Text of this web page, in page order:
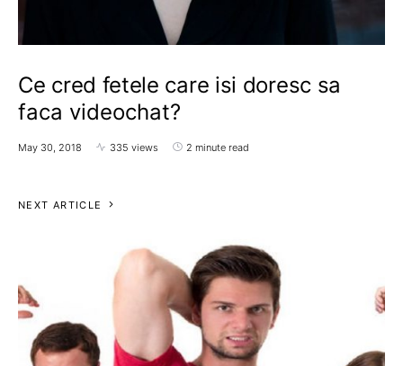
Ce cred fetele care isi doresc sa
faca videochat?
May 30, 2018 335 views 2 minute read
NEXT ARTICLE